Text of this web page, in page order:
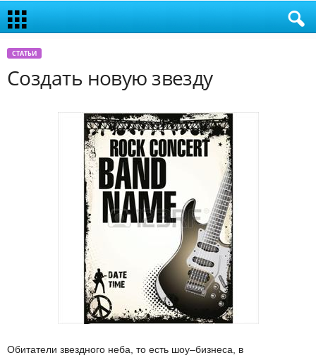
СТАТЬИ
Создать новую звезду
Обитатели звездного неба, то есть шоу–бизнеса, в